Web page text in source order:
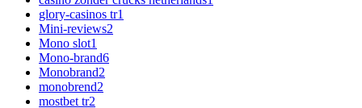
glory-casinos tr1
Mini-reviews2
Mono slot1
Mono-brand6
Monobrand2
monobrend2
mostbet tr2